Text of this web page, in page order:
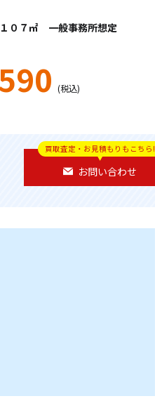
０７㎡ 一般事務所想定
(税込)
買取査定・お見積もりもこちら!
お問い合わせ